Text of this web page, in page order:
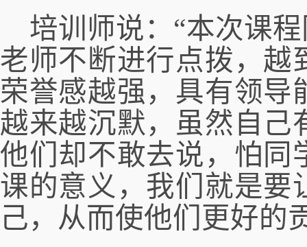
培训师说： “本次课
老师不断进行点拨，越
荣誉感越强，具有领导
越来越沉默，虽然自己
他们却不敢去说，怕同
课的意义，我们就是要
己，从而使他们更好的